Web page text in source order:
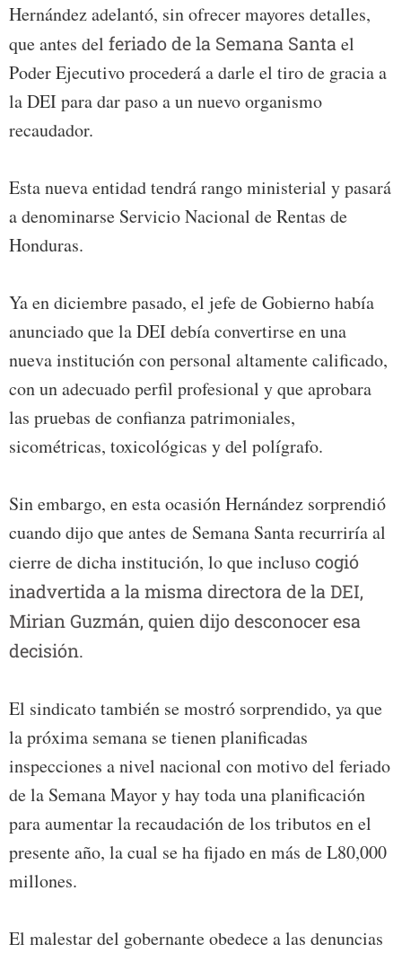
Hernández adelantó, sin ofrecer mayores detalles,
que antes del feriado de la Semana Santa el
Poder Ejecutivo procederá a darle el tiro de gracia a
la DEI para dar paso a un nuevo organismo
recaudador.
Esta nueva entidad tendrá rango ministerial y pasará
a denominarse Servicio Nacional de Rentas de
Honduras.
Ya en diciembre pasado, el jefe de Gobierno había
anunciado que la DEI debía convertirse en una
nueva institución con personal altamente calificado,
con un adecuado perfil profesional y que aprobara
las pruebas de confianza patrimoniales,
sicométricas, toxicológicas y del polígrafo.
Sin embargo, en esta ocasión Hernández sorprendió
cuando dijo que antes de Semana Santa recurriría al
cierre de dicha institución, lo que inclusocogió
inadvertida a la misma directora de la DEI,
Mirian Guzmán, quien dijo desconocer esa
decisión.
El sindicato también se mostró sorprendido, ya que
la próxima semana se tienen planificadas
inspecciones a nivel nacional con motivo del feriado
de la Semana Mayor y hay toda una planificación
para aumentar la recaudación de los tributos en el
presente año, la cual se ha fijado en más de L80,000
millones.
El malestar del gobernante obedece a las denuncias